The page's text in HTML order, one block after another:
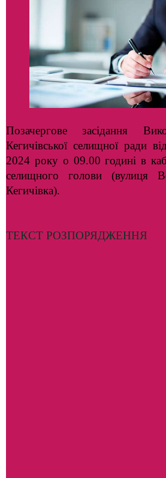
Позачергове засідання
Кегичівської селищної ради
2024 року о 09.00 годині в
селищного голови (вулиця
Кегичівка).
ТЕКСТ РОЗПОРЯДЖЕННЯ